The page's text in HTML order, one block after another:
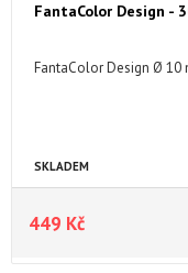
FantaColor Design -
FantaColor Design Ø 10
SKLADEM
449 Kč